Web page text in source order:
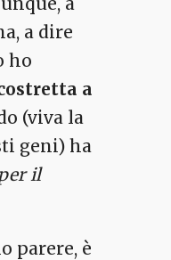
a dire
ho
a
(viva la
geni) ha
il
parere, è